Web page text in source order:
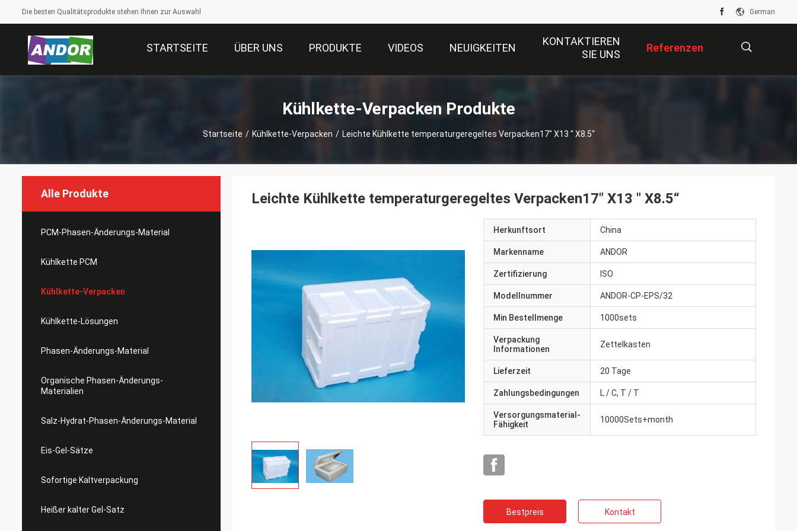
Die besten Qualitätsprodukte stehen Ihnen zur Auswahl German
STARTSEITE ÜBER UNS PRODUKTE VIDEOS NEUIGKEITEN
KONTAKTIEREN
SIE UNS
Referenzen
Kühlkette-Verpacken Produkte
Startseite / Kühlkette-Verpacken / Leichte Kühlkette temperaturgeregeltes Verpacken17" X13 " X8.5“
Alle Produkte
PCM-Phasen-Änderungs-Material
Kühlkette PCM
Kühlkette-Verpacken
Kühlkette-Lösungen
Phasen-Änderungs-Material
Organische Phasen-Änderungs-
Materialien
Salz-Hydrat-Phasen-Änderungs-Material
Eis-Gel-Sätze
Sofortige Kaltverpackung
Heißer kalter Gel-Satz
Leichte Kühlkette temperaturgeregeltes Verpacken17" X13 " X8.5“
Herkunftsort China
Markenname ANDOR
Zertifizierung ISO
Modellnummer ANDOR-CP-EPS/32
Min Bestellmenge 1000sets
Verpackung
Informationen
Zettelkasten
Lieferzeit 20 Tage
Zahlungsbedingungen L / C, T / T
Versorgungsmaterial-
Fähigkeit
10000Sets+month
Bestpreis Kontakt